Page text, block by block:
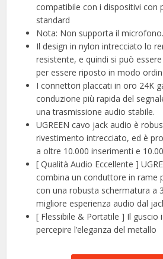
compatibile con i dispositivi con
standard
Nota: Non supporta il microfono.
Il design in nylon intrecciato lo
resistente, e quindi si può
per essere riposto in modo
I connettori placcati in oro 24K
conduzione più rapida del
una trasmissione audio stabile.
UGREEN cavo jack audio è
rivestimento intrecciato, ed è
a oltre 10.000 inserimenti e
[ Qualità Audio Eccellente ]
combina un conduttore in rame
con una robusta schermatura a
migliore esperienza audio dal
[ Flessibile & Portatile ] Il guscio
percepire l’eleganza del metallo